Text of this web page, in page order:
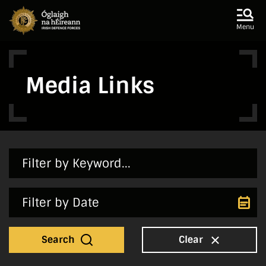
Skip to main content
Menu
Media Links
Search Clear